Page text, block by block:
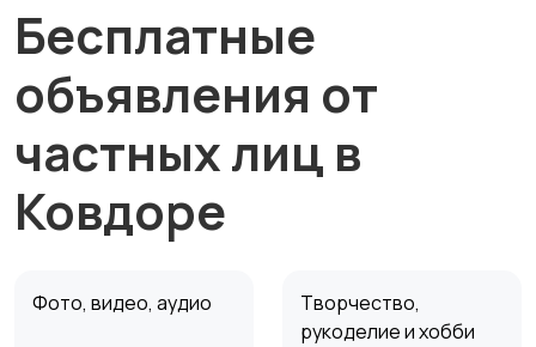
Бесплатные
объявления от
частных лиц в
Ковдоре
Фото, видео, аудио
Творчество,
рукоделие и хобби